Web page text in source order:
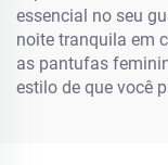
essencial no seu
noite tranquila em
as pantufas
estilo de que você